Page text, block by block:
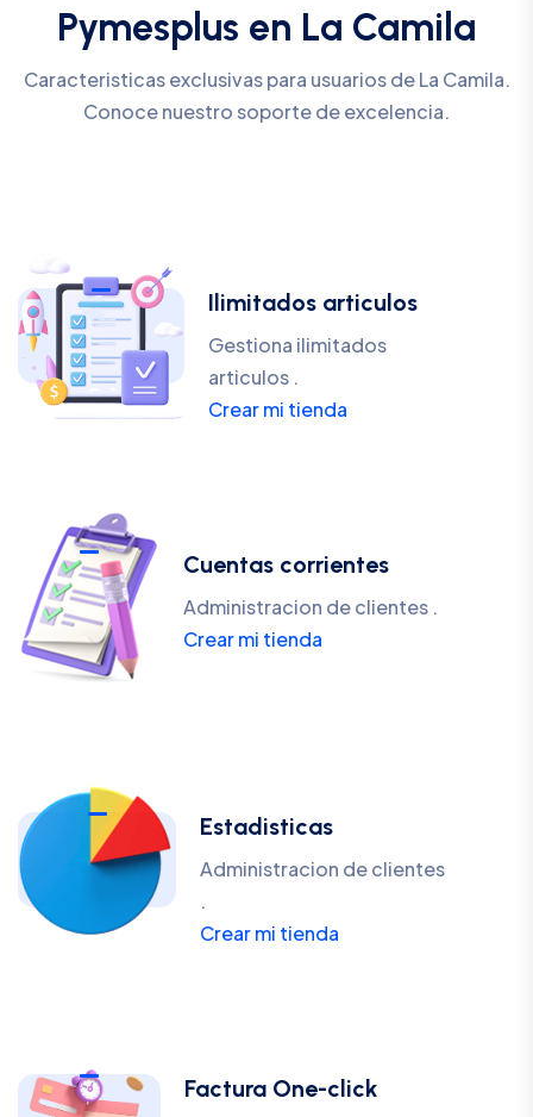
Pymesplus en La Camila
Caracteristicas exclusivas para usuarios de La Camila.
Conoce nuestro soporte de excelencia.
Ilimitados articulos
Gestiona ilimitados
articulos .
Crear mi tienda
Cuentas corrientes
Administracion de clientes .
Crear mi tienda
Estadisticas
Administracion de clientes
.
Crear mi tienda
Factura One-click